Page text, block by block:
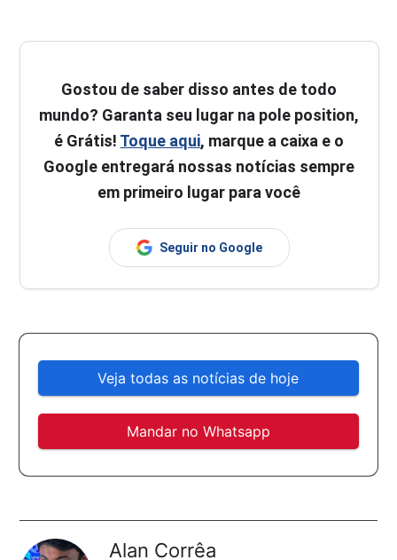
Gostou de saber disso antes de todo
mundo? Garanta seu lugar na pole position,
é Grátis! Toque aqui, marque a caixa e o
Google entregará nossas notícias sempre
em primeiro lugar para você
Seguir no Google
Veja todas as notícias de hoje
Mandar no Whatsapp
Alan Corrêa